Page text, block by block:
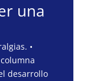
una
•
desarrollo